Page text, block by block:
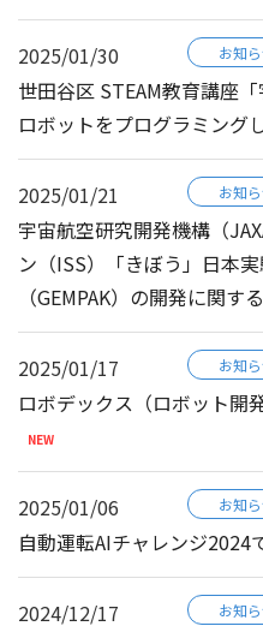
2025/01/30 お知
世田谷区 STEAM教育講座
ロボットをプログラミング
2025/01/21 お知
宇宙航空研究開発機構（
ン（ISS）「きぼう」日本
（GEMPAK）の開発に関
2025/01/17 お知
ロボデックス（ロボット開
2025/01/06 お知
自動運転AIチャレンジ2024
2024/12/17 お知